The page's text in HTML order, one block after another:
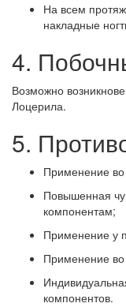
На всем
накладные
4.
Возможно
Лоцерила.
5.
Применение
Повышенная
компонентам;
Применение у
Применение
компонентов.